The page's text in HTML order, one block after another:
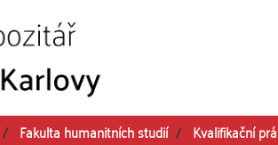
Fakulta humanitních studií Kvalifikační